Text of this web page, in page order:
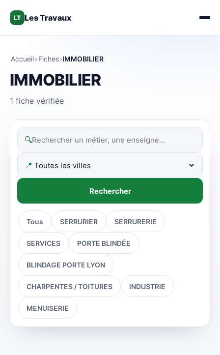
LT Les Travaux
Accueil› Fiches›IMMOBILIER
IMMOBILIER
1 fiche vérifiée
🔍
📍
Rechercher
Tous SERRURIER SERRURERIE
SERVICES PORTE BLINDÉE
BLINDAGE PORTE LYON
CHARPENTES / TOITURES INDUSTRIE
MENUISERIE